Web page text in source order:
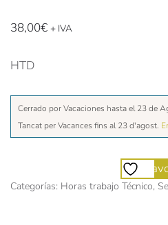
38,00€ + IVA
HTD
Cerrado por Vacaciones hasta el 23 de
Tancat per Vacances fins al 23 d'agost.
Categorías: Horas trabajo Técnico,